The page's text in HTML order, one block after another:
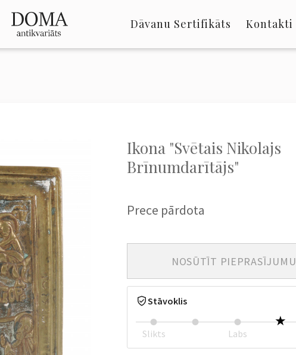
Dāvanu Sertifikāts Kontakti
Ikona "Svētais Nikolajs
Brīnumdarītājs"
Prece pārdota
NOSŪTĪT PIEPRASĪJUMU
Stāvoklis
Slikts Labs